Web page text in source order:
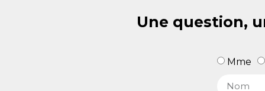
Une question,
Mme